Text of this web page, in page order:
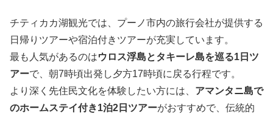
チティカカ湖観光では、プーノ市内の旅行会社が提供する
日帰りツアーや宿泊付きツアーが充実しています。
最も人気があるのはウロス浮島とタキーレ島を巡る1日ツ
アーで、朝7時頃出発し夕方17時頃に戻る行程です。
より深く先住民文化を体験したい方には、 アマンタニ島で
のホームステイ付き1泊2日ツアーがおすすめで、伝統的